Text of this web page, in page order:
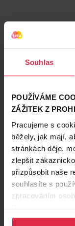
Souhlas
POUŽÍVÁME
ZÁŽITEK Z
Pracujeme s
běžely, jak mají,
stránkách děje,
zlepšit
přizpůsobit naše
souhlasíte s
zpracováním
osobních údajů.
Doručení
při nákupu nad 1